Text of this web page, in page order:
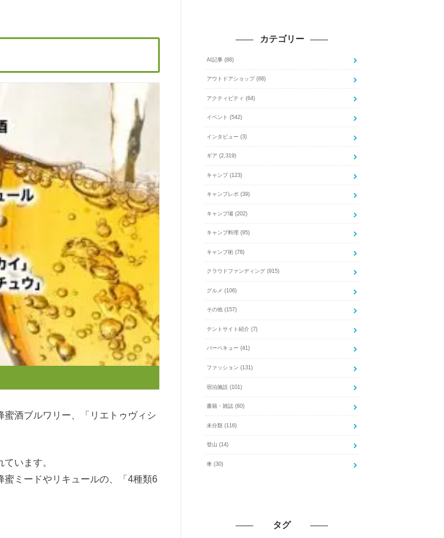
酒ブルワリー、「リエトゥヴィシ
います。
ミードやリキュールの、「4種類6
カテゴリー
AI記事 (88)
アウトドアショップ (68)
アクティビティ (64)
イベント (542)
インタビュー (3)
ギア (2,319)
キャンプ (123)
キャンプレポ (39)
キャンプ場 (202)
キャンプ料理 (95)
キャンプ術 (78)
クラウドファンディング (915)
グルメ (106)
その他 (157)
テントサイト紹介 (7)
バーベキュー (41)
ファッション (131)
宿泊施設 (101)
書籍・雑誌 (60)
未分類 (116)
登山 (14)
車 (30)
タグ